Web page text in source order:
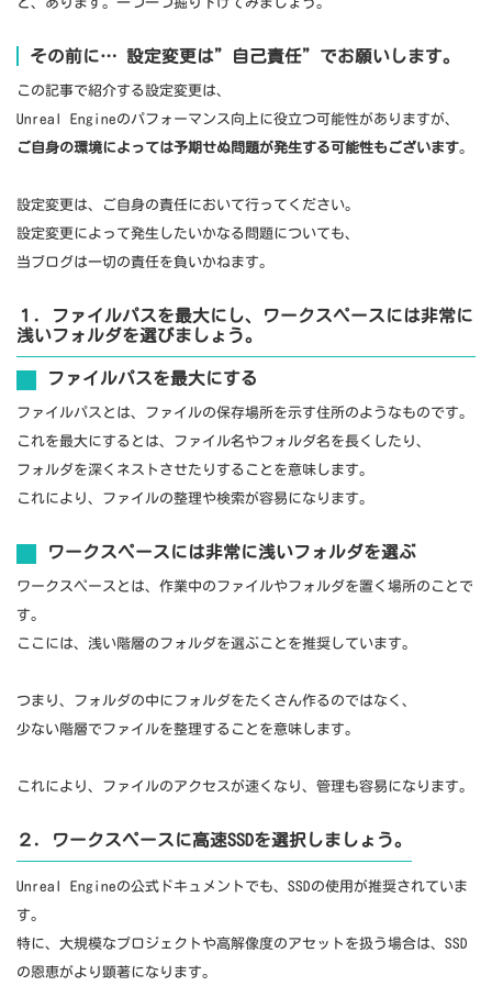
と、あります。一つ一つ掘り下げてみましょう。
その前に… 設定変更は”自己責任”でお願いします。
この記事で紹介する設定変更は、
Unreal Engineのパフォーマンス向上に役立つ可能性がありますが、
ご自身の環境によっては予期せぬ問題が発生する可能性もございます。
設定変更は、ご自身の責任において行ってください。
設定変更によって発生したいかなる問題についても、
当ブログは一切の責任を負いかねます。
１．ファイルパスを最大にし、ワークスペースには非常に
浅いフォルダを選びましょう。
ファイルパスを最大にする
ファイルパスとは、ファイルの保存場所を示す住所のようなものです。
これを最大にするとは、ファイル名やフォルダ名を長くしたり、
フォルダを深くネストさせたりすることを意味します。
これにより、ファイルの整理や検索が容易になります。
ワークスペースには非常に浅いフォルダを選ぶ
ワークスペースとは、作業中のファイルやフォルダを置く場所のことで
す。
ここには、浅い階層のフォルダを選ぶことを推奨しています。
つまり、フォルダの中にフォルダをたくさん作るのではなく、
少ない階層でファイルを整理することを意味します。
これにより、ファイルのアクセスが速くなり、管理も容易になります。
２．ワークスペースに高速SSDを選択しましょう。
Unreal Engineの公式ドキュメントでも、SSDの使用が推奨されていま
す。
特に、大規模なプロジェクトや高解像度のアセットを扱う場合は、SSD
の恩恵がより顕著になります。